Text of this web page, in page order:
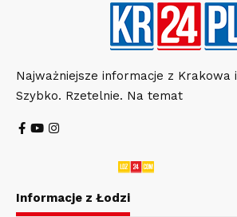
Najważniejsze informacje z Krakowa
Szybko. Rzetelnie. Na temat
Informacje z Łodzi